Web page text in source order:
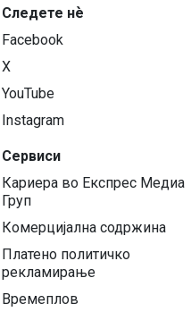
Следете нѐ
Facebook
X
YouTube
Instagram
Сервиси
Кариера во Експрес Медиа
Груп
Комерцијална содржина
Платено политичко
рекламирање
Времеплов